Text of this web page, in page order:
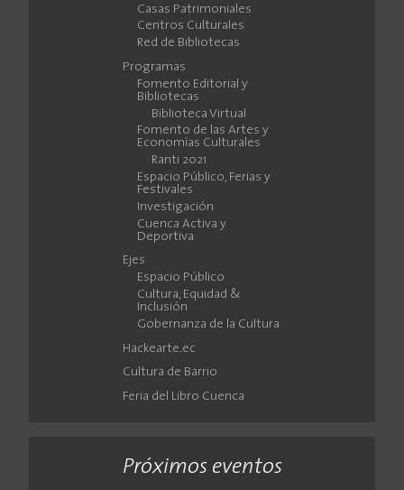
Casas Patrimoniales
Centros Culturales
Red de Bibliotecas
Programas
Fomento Editorial y
Bibliotecas
Biblioteca Virtual
Fomento de las Artes y
Economías Culturales
Ranti 2021
Espacio Público, Ferias y
Festivales
Investigación
Cuenca Activa y
Deportiva
Ejes
Espacio Público
Cultura, Equidad &
Inclusión
Gobernanza de la Cultura
Hackearte.ec
Cultura de Barrio
Feria del Libro Cuenca
Próximos eventos